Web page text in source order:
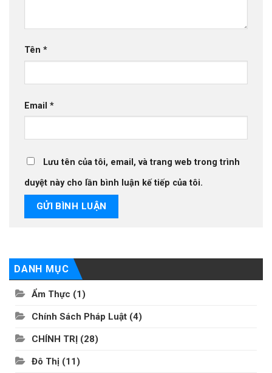
Tên *
Email *
Lưu tên của tôi, email, và trang web trong trình
duyệt này cho lần bình luận kế tiếp của tôi.
DANH MỤC
Ẩm Thực (1)
Chính Sách Pháp Luật (4)
CHÍNH TRỊ (28)
Đô Thị (11)